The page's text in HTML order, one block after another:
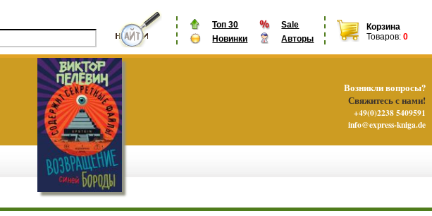
Топ 30
Sale
Новинки
Авторы
Корзина
Товаров: 0
Возникли вопросы?
Свяжитесь с нами!
+49(0)2238 5409591
info@express-kniga.de